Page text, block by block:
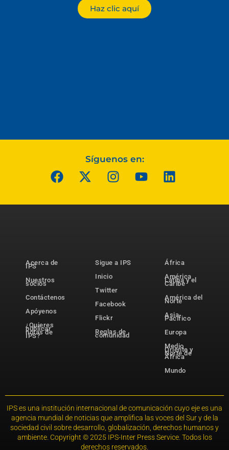
Haz clic aquí
Síguenos en:
Acerca de
IPS
Nuestros
socios
Contáctenos
Apóyenos
¿Quieres
publicar
notas de
IPS?
Sigue a IPS
Inicio
Twitter
Facebook
Flickr
Reglas de
comunidad
África
América
Latina y el
Caribe
América del
Norte
Asia-
Pacífico
Europa
Medio
Oriente y
Norte de
África
Mundo
IPS es una institución internacional de comunicación cuyo eje es una
agencia mundial de noticias que amplifica las voces del Sur y de la
sociedad civil sobre desarrollo, globalización, derechos humanos y
ambiente. Copyright © 2025 IPS-Inter Press Service. Todos los
derechos reservados.